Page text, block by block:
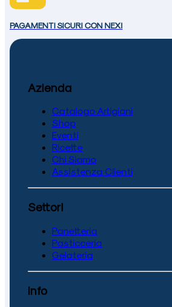
PAGAMENTI SICURI CON NEXI
Azienda
Catalogo Artigiani
Shop
Eventi
Ricette
Chi Siamo
Assistenza Clienti
Settori
Panetteria
Pasticceria
Gelateria
Info